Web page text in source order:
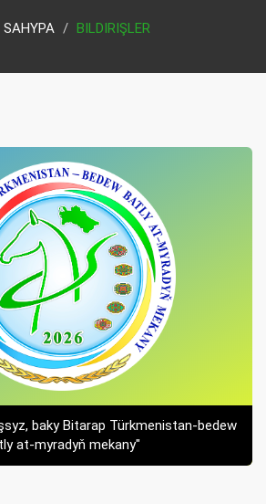
SAHYPA BILDIRIŞLER
baky Bitarap Türkmenistan-bedew
at-myradyň mekany"